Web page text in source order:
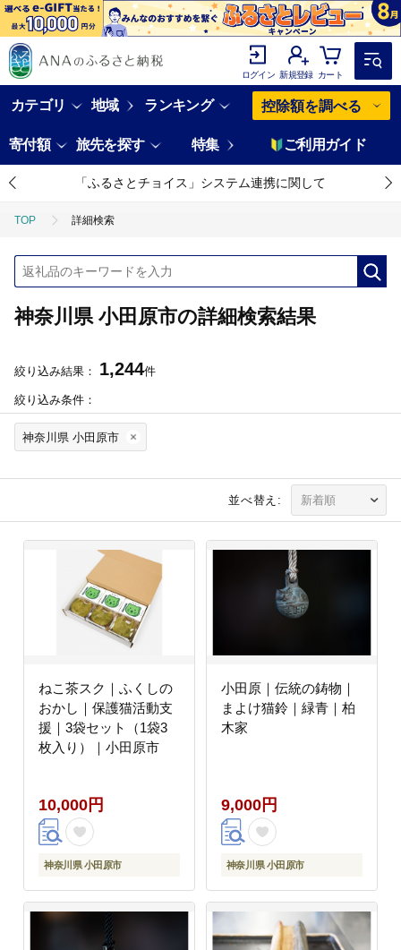
ログイン 新規登録 カート
カテゴリ 地域 ランキング 控除額を調べる
寄付額 旅先を探す 特集 ご利用ガイド
「ふるさとチョイス」システム連携に関して
TOP 詳細検索
神奈川県 小田原市の詳細検索結果
絞り込み結果： 1,244件
絞り込み条件：
神奈川県 小田原市
並べ替え:
ねこ茶スク｜ふくしの
おかし｜保護猫活動支
援｜3袋セット（1袋3
枚入り）｜小田原市
10,000円
神奈川県 小田原市
小田原｜伝統の鋳物｜
まよけ猫鈴｜緑青｜柏
木家
9,000円
神奈川県 小田原市